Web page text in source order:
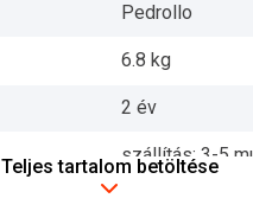
Pedrollo
6.8 kg
2 év
szállítás: 3-5
Teljes tartalom betöltése